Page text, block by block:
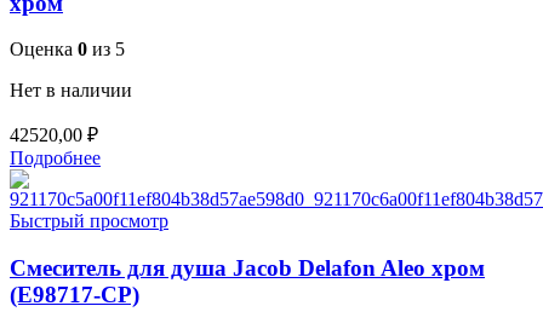
Оценка 0 из 5
Нет в наличии
42520,00 ₽
Подробнее
Быстрый просмотр
Смеситель для душа Jacob Delafon Aleo хром
(E98717-CP)